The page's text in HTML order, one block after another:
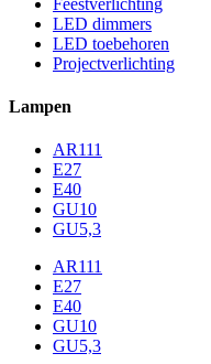
Feestverlichting
LED dimmers
LED toebehoren
Projectverlichting
Lampen
AR111
E27
E40
GU10
GU5,3
AR111
E27
E40
GU10
GU5,3